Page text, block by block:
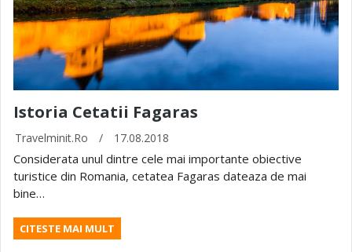
Istoria Cetatii Fagaras
Travelminit.ro / 17.08.2018
Considerata unul dintre cele mai importante obiective
turistice din Romania, cetatea Fagaras dateaza de mai
bine…
CITESTE MAI MULT